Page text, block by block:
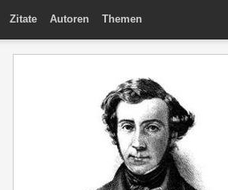
Zitate Autoren Themen